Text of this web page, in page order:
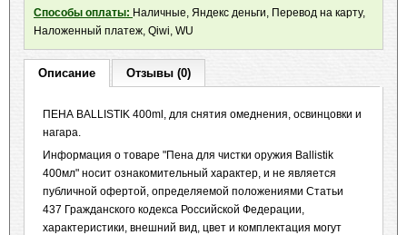
Способы оплаты: Наличные, Яндекс деньги, Перевод на карту,
Наложенный платеж, Qiwi, WU
Описание Отзывы (0)
ПЕНА BALLISTIK 400ml, для снятия омеднения, освинцовки и
нагара.
Информация о товаре "Пена для чистки оружия Ballistik
400мл" носит ознакомительный характер, и не является
публичной офертой, определяемой положениями Статьи
437 Гражданского кодекса Российской Федерации,
характеристики, внешний вид, цвет и комплектация могут